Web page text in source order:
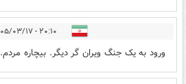
۲۰:۱۰ - ۱۴۰۵/۰۳/۱۷
ورود به یک جنگ ویران گر دیگر. بیچاره مردم.